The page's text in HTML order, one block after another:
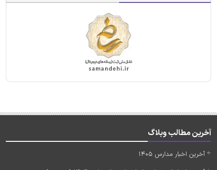
آخرین مطالب وبلاگ
آخرین اخبار مدارس 1405